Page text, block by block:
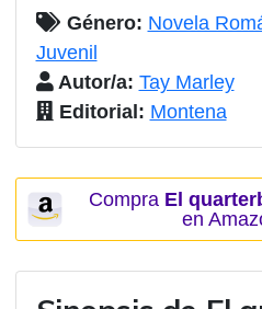
Género: Novela
Juvenil
Autor/a: Tay Marley
Editorial: Montena
Compra El
en